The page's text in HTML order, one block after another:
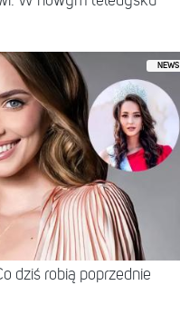
NEWS
dziś robią poprzednie